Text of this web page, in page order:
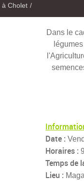
à Cholet
Dans le
Date :
Horaires :
Temps de
Lieu :